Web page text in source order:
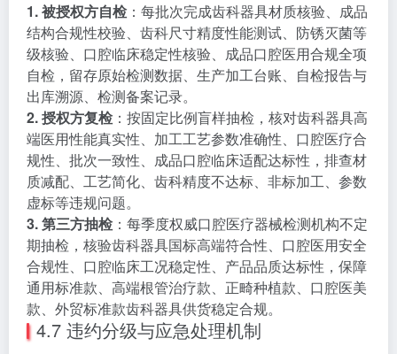
1. 被授权方自检：每批次完成齿科器具材质核验、成品
结构合规性校验、齿科尺寸精度性能测试、防锈灭菌等
级核验、口腔临床稳定性核验、成品口腔医用合规全项
自检，留存原始检测数据、生产加工台账、自检报告与
出库溯源、检测备案记录。
2. 授权方复检：按固定比例盲样抽检，核对齿科器具高
端医用性能真实性、加工工艺参数准确性、口腔医疗合
规性、批次一致性、成品口腔临床适配达标性，排查材
质减配、工艺简化、齿科精度不达标、非标加工、参数
虚标等违规问题。
3. 第三方抽检：每季度权威口腔医疗器械检测机构不定
期抽检，核验齿科器具国标高端符合性、口腔医用安全
合规性、口腔临床工况稳定性、产品品质达标性，保障
通用标准款、高端根管治疗款、正畸种植款、口腔医美
款、外贸标准款齿科器具供货稳定合规。
4.7 违约分级与应急处理机制